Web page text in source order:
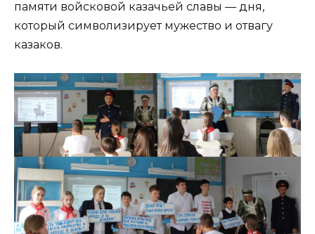
памяти войсковой казачьей славы — дня,
который символизирует мужество и отвагу
казаков.